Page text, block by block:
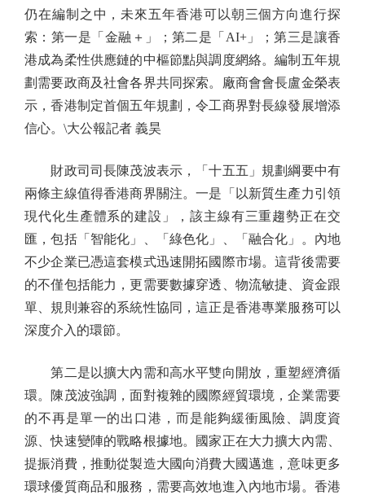
仍在編制之中，未來五年香港可以朝三個方向進行探
索：第一是「金融＋」；第二是「AI+」；第三是讓香
港成為柔性供應鏈的中樞節點與調度網絡。編制五年規
劃需要政商及社會各界共同探索。廠商會會長盧金榮表
示，香港制定首個五年規劃，令工商界對長線發展增添
信心。\大公報記者 義昊
財政司司長陳茂波表示，「十五五」規劃綱要中有
兩條主線值得香港商界關注。一是「以新質生產力引領
現代化生產體系的建設」，該主線有三重趨勢正在交
匯，包括「智能化」、「綠色化」、「融合化」。內地
不少企業已憑這套模式迅速開拓國際市場。這背後需要
的不僅包括能力，更需要數據穿透、物流敏捷、資金跟
單、規則兼容的系統性協同，這正是香港專業服務可以
深度介入的環節。
第二是以擴大內需和高水平雙向開放，重塑經濟循
環。陳茂波強調，面對複雜的國際經貿環境，企業需要
的不再是單一的出口港，而是能夠緩衝風險、調度資
源、快速變陣的戰略根據地。國家正在大力擴大內需、
提振消費，推動從製造大國向消費大國邁進，意味更多
環球優質商品和服務，需要高效地進入內地市場。香港